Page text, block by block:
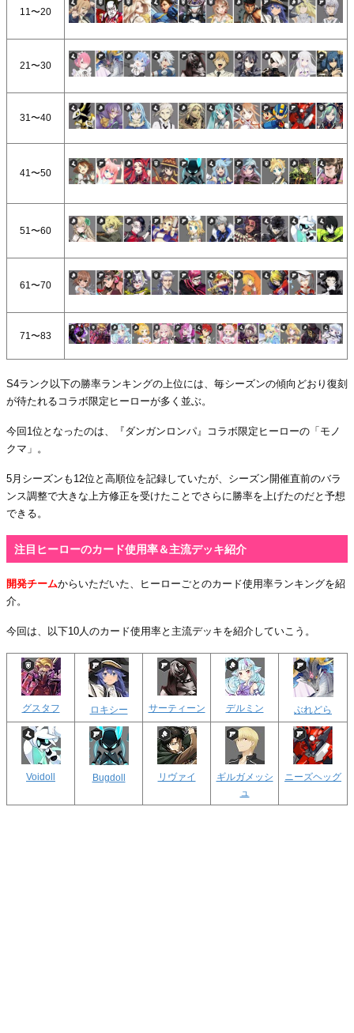
11〜20
21〜30
31〜40
41〜50
51〜60
61〜70
71〜83
S4ランク以下の勝率ランキングの上位には、毎シーズンの傾向どおり復刻
が待たれるコラボ限定ヒーローが多く並ぶ。
今回1位となったのは、『ダンガンロンパ』コラボ限定ヒーローの「モノ
クマ」。
5月シーズンも12位と高順位を記録していたが、シーズン開催直前のバラ
ンス調整で大きな上方修正を受けたことでさらに勝率を上げたのだと予想
できる。
注目ヒーローのカード使用率＆主流デッキ紹介
開発チームからいただいた、ヒーローごとのカード使用率ランキングを紹
介。
今回は、以下10人のカード使用率と主流デッキを紹介していこう。
グスタフ ロキシー サーティーン デルミン ぶれどら
Voidoll Bugdoll リヴァイ
ギルガメッシ
ュ
ニーズヘッグ